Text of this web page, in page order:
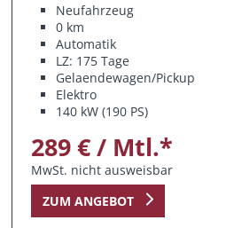
Neufahrzeug
0 km
Automatik
LZ: 175 Tage
Gelaendewagen/Pickup
Elektro
140 kW (190 PS)
289 € / Mtl.*
MwSt. nicht ausweisbar
ZUM ANGEBOT